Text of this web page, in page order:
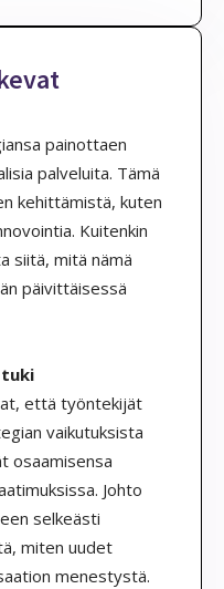
painottaen
palveluita. Tämä
kehittämistä, kuten
Kuitenkin
siitä, mitä nämä
päivittäisessä
että työntekijät
vaikutuksista
osaamisensa
Johto
selkeästi
miten uudet
menestystä.